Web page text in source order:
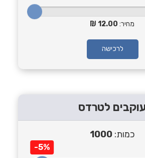
מחיר: 12.00
לרכישה
לטרדס
כמות: 1000
-5%